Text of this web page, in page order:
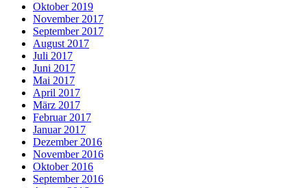
Oktober 2019
November 2017
September 2017
August 2017
Juli 2017
Juni 2017
Mai 2017
April 2017
März 2017
Februar 2017
Januar 2017
Dezember 2016
November 2016
Oktober 2016
September 2016